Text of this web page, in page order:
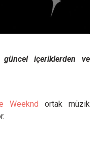
içeriklerden ve
Weeknd ortak müzik